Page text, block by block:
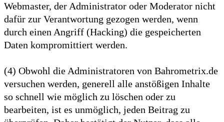
Webmaster, der Administrator oder Moderator nicht
dafür zur Verantwortung gezogen werden, wenn
durch einen Angriff (Hacking) die gespeicherten
Daten kompromittiert werden.
(4) Obwohl die Administratoren von Bahrometrix.de
versuchen werden, generell alle anstößigen Inhalte
so schnell wie möglich zu löschen oder zu
bearbeiten, ist es unmöglich, jeden Beitrag zu